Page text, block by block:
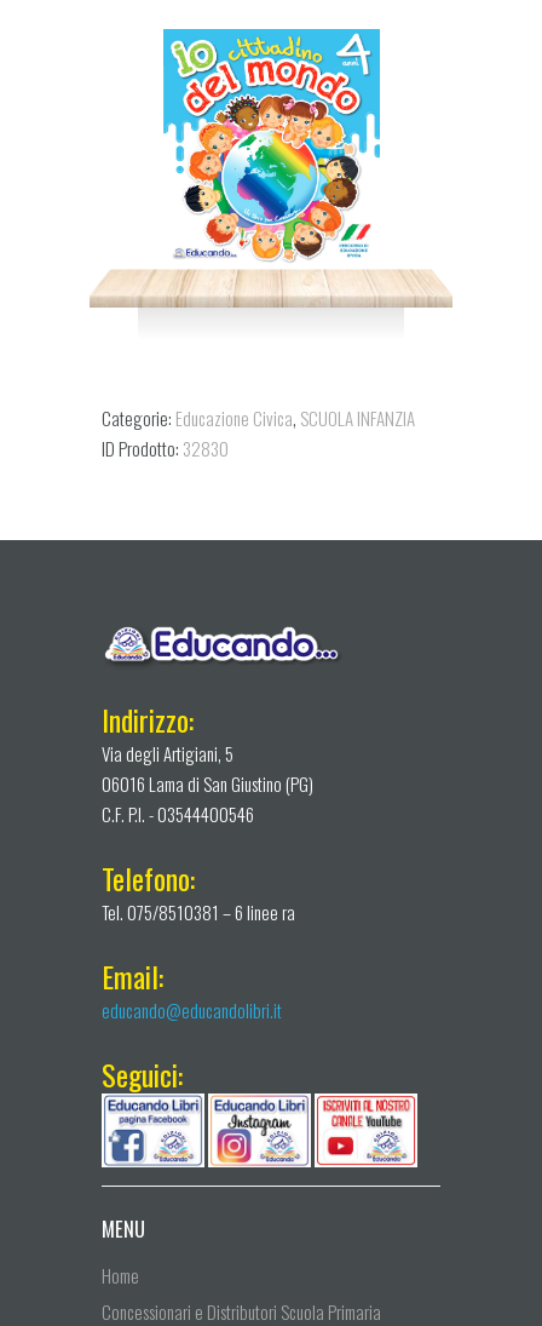
Categorie: Educazione Civica, SCUOLA INFANZIA
ID Prodotto: 32830
Indirizzo:
Via degli Artigiani, 5
06016 Lama di San Giustino (PG)
C.F. P.I. - 03544400546
Telefono:
Tel. 075/8510381 – 6 linee ra
Email:
educando@educandolibri.it
Seguici:
MENU
Home
Concessionari e Distributori Scuola Primaria